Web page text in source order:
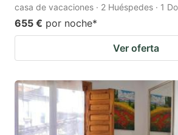
casa de vacaciones · 2 Huéspedes · 1
655 € por noche*
Ver oferta